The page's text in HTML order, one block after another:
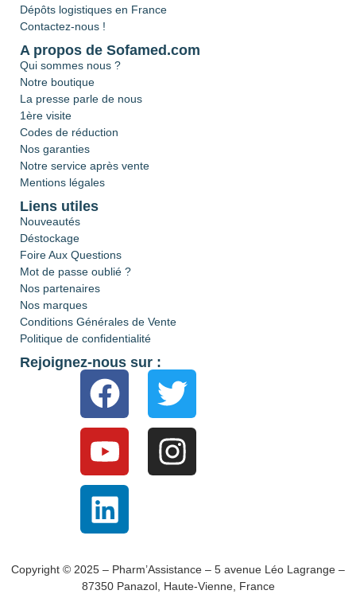
Dépôts logistiques en France
Contactez-nous !
A propos de Sofamed.com
Qui sommes nous ?
Notre boutique
La presse parle de nous
1ère visite
Codes de réduction
Nos garanties
Notre service après vente
Mentions légales
Liens utiles
Nouveautés
Déstockage
Foire Aux Questions
Mot de passe oublié ?
Nos partenaires
Nos marques
Conditions Générales de Vente
Politique de confidentialité
Rejoignez-nous sur :
Copyright © 2025 – Pharm’Assistance – 5 avenue Léo Lagrange –
87350 Panazol, Haute-Vienne, France